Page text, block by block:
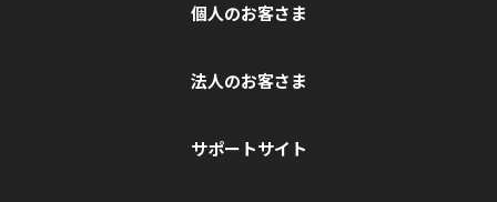
個人のお客さま
法人のお客さま
サポートサイト